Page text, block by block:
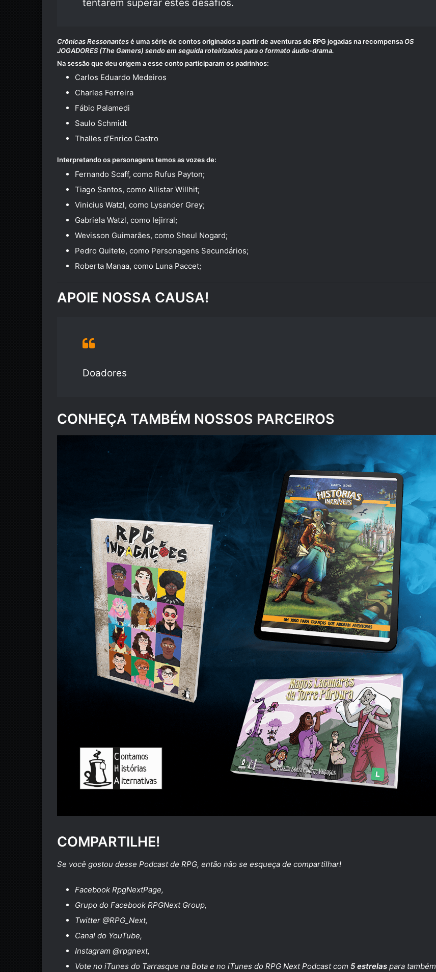
tentarem superar estes desafios.
Crônicas Ressonantesé uma série de contos originados a partir de aventuras de RPG jogadas na recompensa OS
JOGADORES (The Gamers) sendo em seguida roteirizados para o formato áudio-drama.
Na sessão que deu origem a esse conto participaram os padrinhos:
Carlos Eduardo Medeiros
Charles Ferreira
Fábio Palamedi
Saulo Schmidt
Thalles d’Enrico Castro
Interpretando os personagens temos as vozes de:
Fernando Scaff, como Rufus Payton;
Tiago Santos, como Allistar Willhit;
Vinicius Watzl, como Lysander Grey;
Gabriela Watzl, como Iejirral;
Wevisson Guimarães, como Sheul Nogard;
Pedro Quitete, como Personagens Secundários;
Roberta Manaa, como Luna Paccet;
APOIE NOSSA CAUSA!
Doadores
CONHEÇA TAMBÉM NOSSOS PARCEIROS
COMPARTILHE!
Se você gostou desse Podcast de RPG, então não se esqueça de compartilhar!
Facebook RpgNextPage,
Grupo do Facebook RPGNext Group,
Twitter @RPG_Next,
Canal do YouTube,
Instagram @rpgnext,
Vote no iTunes do Tarrasque na Bota e no iTunes do RPG Next Podcastcom 5 estrelas para também